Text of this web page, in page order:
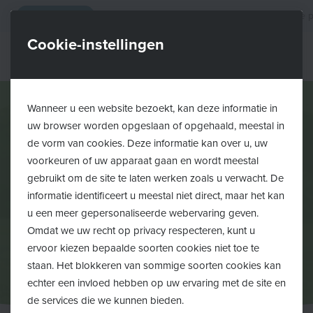
Onze
Informatie voor jou
Vrije tijd en ontmoeting
Hieronder vind je informatie en doorverwijzingen naar
onze partners terug.
Cookie-instellingen
Wanneer u een website bezoekt, kan deze informatie in
uw browser worden opgeslaan of opgehaald, meestal in
de vorm van cookies. Deze informatie kan over u, uw
voorkeuren of uw apparaat gaan en wordt meestal
gebruikt om de site te laten werken zoals u verwacht. De
informatie identificeert u meestal niet direct, maar het kan
u een meer gepersonaliseerde webervaring geven.
Omdat we uw recht op privacy respecteren, kunt u
ervoor kiezen bepaalde soorten cookies niet toe te
staan. Het blokkeren van sommige soorten cookies kan
echter een invloed hebben op uw ervaring met de site en
de services die we kunnen bieden.